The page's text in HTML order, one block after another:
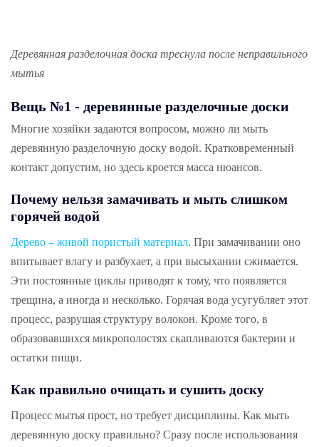
Деревянная разделочная доска треснула после неправильного
мытья
Вещь №1 - деревянные разделочные доски
Многие хозяйки задаются вопросом, можно ли мыть
деревянную разделочную доску водой. Кратковременный
контакт допустим, но здесь кроется масса нюансов.
Почему нельзя замачивать и мыть слишком
горячей водой
Дерево – живой пористый материал. При замачивании оно
впитывает влагу и разбухает, а при высыхании сжимается.
Эти постоянные циклы приводят к тому, что появляется
трещина, а иногда и несколько. Горячая вода усугубляет этот
процесс, разрушая структуру волокон. Кроме того, в
образовавшихся микрополостях скапливаются бактерии и
остатки пищи.
Как правильно очищать и сушить доску
Процесс мытья прост, но требует дисциплины. Как мыть
деревянную доску правильно? Сразу после использования